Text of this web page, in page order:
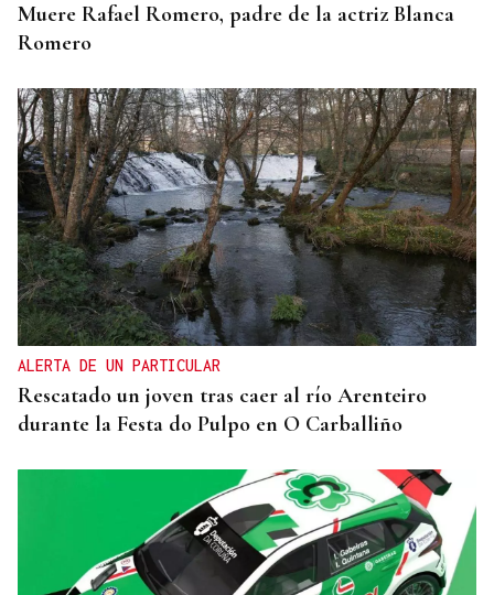
Muere Rafael Romero, padre de la actriz Blanca
Romero
ALERTA DE UN PARTICULAR
Rescatado un joven tras caer al río Arenteiro
durante la Festa do Pulpo en O Carballiño